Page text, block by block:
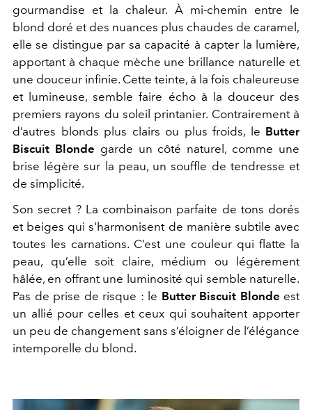
gourmandise et la chaleur. À mi-chemin entre le
blond doré et des nuances plus chaudes de caramel,
elle se distingue par sa capacité à capter la lumière,
apportant à chaque mèche une brillance naturelle et
une douceur infinie. Cette teinte, à la fois chaleureuse
et lumineuse, semble faire écho à la douceur des
premiers rayons du soleil printanier. Contrairement à
d’autres blonds plus clairs ou plus froids, le Butter
Biscuit Blonde garde un côté naturel, comme une
brise légère sur la peau, un souffle de tendresse et
de simplicité.
Son secret ? La combinaison parfaite de tons dorés
et beiges qui s'harmonisent de manière subtile avec
toutes les carnations. C’est une couleur qui flatte la
peau, qu’elle soit claire, médium ou légèrement
hâlée, en offrant une luminosité qui semble naturelle.
Pas de prise de risque : le Butter Biscuit Blonde est
un allié pour celles et ceux qui souhaitent apporter
un peu de changement sans s’éloigner de l’élégance
intemporelle du blond.